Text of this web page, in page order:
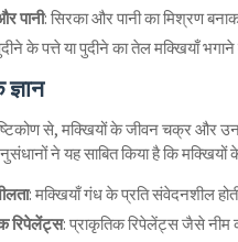
पानी: सिरका और पानी का मिश्रण
के पत्ते या पुदीने का तेल मक्खियाँ
ज्ञान
से, मक्खियों के जीवन चक्र और
ने यह साबित किया है कि
: मक्खियाँ गंध के प्रति संवेदनशील
रिपेलेंट्स: प्राकृतिक रिपेलेंट्स जैसे नीम